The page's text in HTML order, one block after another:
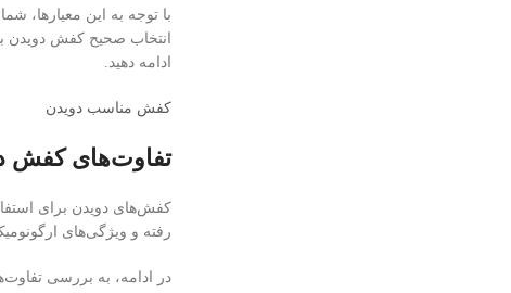
با توجه به این معیارها،
انتخاب صحیح کفش دویدن
ادامه دهید.
کفش مناسب دویدن
تفاوت‌های کفش
کفش‌های دویدن برای
رفته و ویژگی‌های
در ادامه، به بررسی